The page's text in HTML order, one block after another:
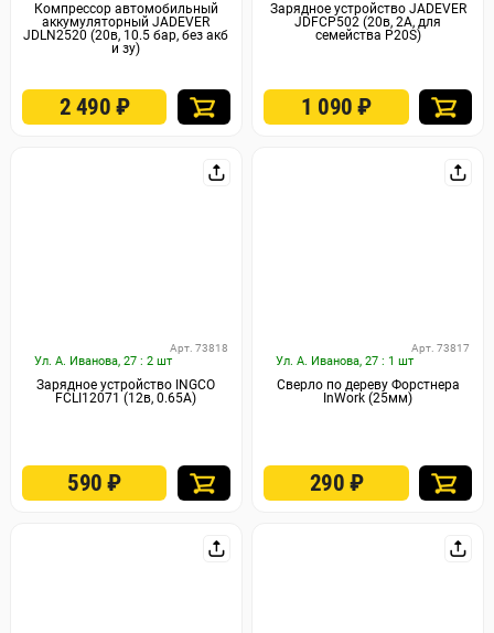
Компрессор автомобильный
аккумуляторный JADEVER
JDLN2520 (20в, 10.5 бар, без акб
и зу)
2 490 ₽
Зарядное устройство JADEVER
JDFCP502 (20в, 2А, для
семейства P20S)
1 090₽
Ул. А. Иванова, 27 : 2 шт
Арт. 73818
Зарядное устройство INGCO
FCLI12071 (12в, 0.65А)
590₽
Ул. А. Иванова, 27 : 1 шт
Арт. 73817
Сверло по дереву Форстнера
InWork (25мм)
290 ₽